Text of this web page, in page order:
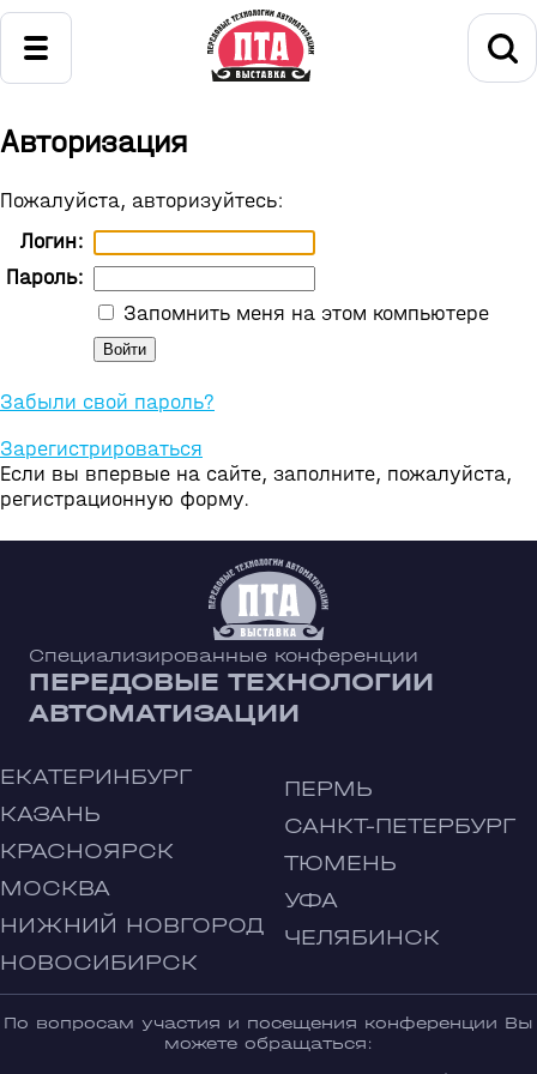
Авторизация
Пожалуйста, авторизуйтесь:
Логин:
Пароль:
Запомнить меня на этом компьютере
Забыли свой пароль?
Зарегистрироваться
Если вы впервые на сайте, заполните, пожалуйста,
регистрационную форму.
Специализированные конференции
ПЕРЕДОВЫЕ ТЕХНОЛОГИИ
АВТОМАТИЗАЦИИ
ЕКАТЕРИНБУРГ
КАЗАНЬ
КРАСНОЯРСК
МОСКВА
НИЖНИЙ НОВГОРОД
НОВОСИБИРСК
ПЕРМЬ
САНКТ-ПЕТЕРБУРГ
ТЮМЕНЬ
УФА
ЧЕЛЯБИНСК
По вопросам участия и посещения конференции Вы
можете обращаться: